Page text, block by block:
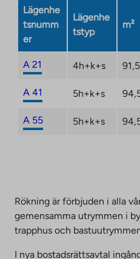
a
Lägenhe
tsnumm
er
Lägenhe
tstyp
m²
A 21 4h+k+s 91,5
A 41 5h+k+s
A 55 5h+k+s
Rökning är förbjuden i alla
gemensamma utrymmen i
trapphus och
I nya bostadsrättsavtal